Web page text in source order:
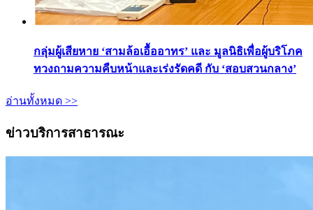
กลุ่มผู้เสียหาย ‘สามล้อเอื้ออาทร’ และ มูลนิธิเพื่อผู้บริโภค
ทวงถามความคืบหน้าและเร่งรัดคดี กับ ‘สอบสวนกลาง’
อ่านทั้งหมด >>
ข่าวบริการสาธารณะ